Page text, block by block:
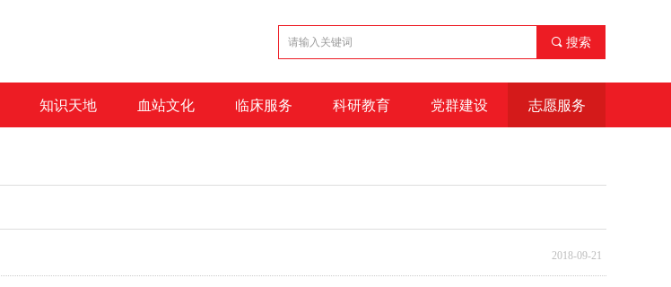
끠 搜索
知识天地 血站文化 临床服务 科研教育 党群建设 志愿服务
2018-09-21